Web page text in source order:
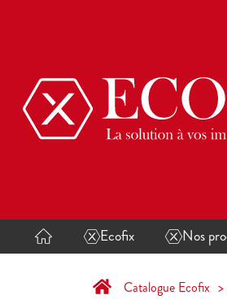
Ecofix Nos
Catalogue Ecofix